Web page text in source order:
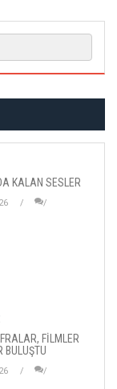
KALAN SESLER
FİLMLER
BULUŞTU